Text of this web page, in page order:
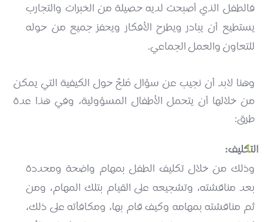
فالطفل الذي أصبحت لديه حصيلة من الخبرات والتجارب
يستطيع أن يبادر ويطرح الأفكار ويحفز جميع من حوله
للتعاون والعمل الجماعي.
وهنا لابد أن نجيب عن سؤال مُلحٍّ حول الكيفية التي يمكن
من خلالها أن يتحمل الأطفال المسؤولية، وفي هذا عدة
طرق:
التكليف:
وذلك من خلال تكليف الطفل بمهام واضحة ومحددة
بعد مناقشته، وتشجيعه على القيام بتلك المهام، ومن
ثم مناقشته بمهامه وكيف قام بها، ومكافأته على ذلك،